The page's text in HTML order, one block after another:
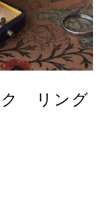
ク リング